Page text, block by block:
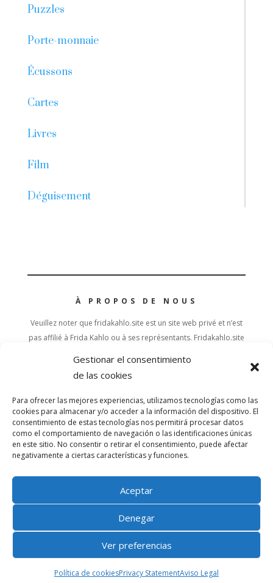
Gestionar el consentimiento
de las cookies
Para ofrecer las mejores experiencias, utilizamos tecnologías como las
cookies para almacenar y/o acceder a la información del dispositivo. El
consentimiento de estas tecnologías nos permitirá procesar datos
como el comportamiento de navegación o las identificaciones únicas
en este sitio. No consentir o retirar el consentimiento, puede afectar
negativamente a ciertas características y funciones.
Aceptar
Denegar
Ver preferencias
Política de cookiesPrivacy StatementAviso Legal
Puzzles
Porte-monnaie
Écussons
Cartes
Livres
Film
Déguisement
À PROPOS DE NOUS
Veuillez noter que fridakahlo.site est un site web privé et n’est
pas affilié à Frida Kahlo ou à ses représentants. Fridakahlo.site
LINKS
Sitemap
Politique en matière de cookies
SOCIAL
Copyright © 2024 Fridakahlo.site